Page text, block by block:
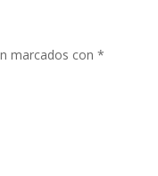
marcados con *